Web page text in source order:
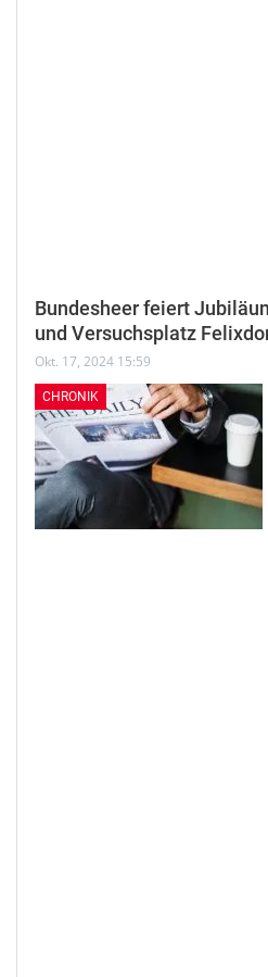
Bundesheer feiert
und Versuchsplatz
Okt. 17, 2024 15:59
CHRONIK